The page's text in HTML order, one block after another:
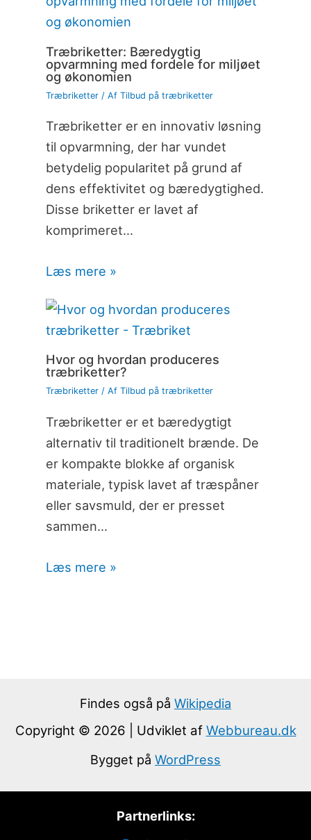
Træbriketter: Bæredygtig
opvarmning med fordele for miljøet
og økonomien
Træbriketter/ Af Tilbud på træbriketter
Træbriketter er en innovativ løsning
til opvarmning, der har vundet
betydelig popularitet på grund af
dens effektivitet og bæredygtighed.
Disse briketter er lavet af
komprimeret…
Læs mere »
Hvor og hvordan produceres
træbriketter?
Træbriketter/ Af Tilbud på træbriketter
Træbriketter er et bæredygtigt
alternativ til traditionelt brænde. De
er kompakte blokke af organisk
materiale, typisk lavet af træspåner
eller savsmuld, der er presset
sammen…
Læs mere »
Findes også på Wikipedia
Copyright © 2026 | Udviklet af Webbureau.dk
Bygget på WordPress
Partnerlinks: